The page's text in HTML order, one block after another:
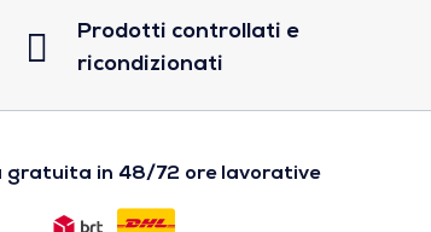
Prodotti controllati e
ricondizionati
gratuita in 48/72 ore lavorative